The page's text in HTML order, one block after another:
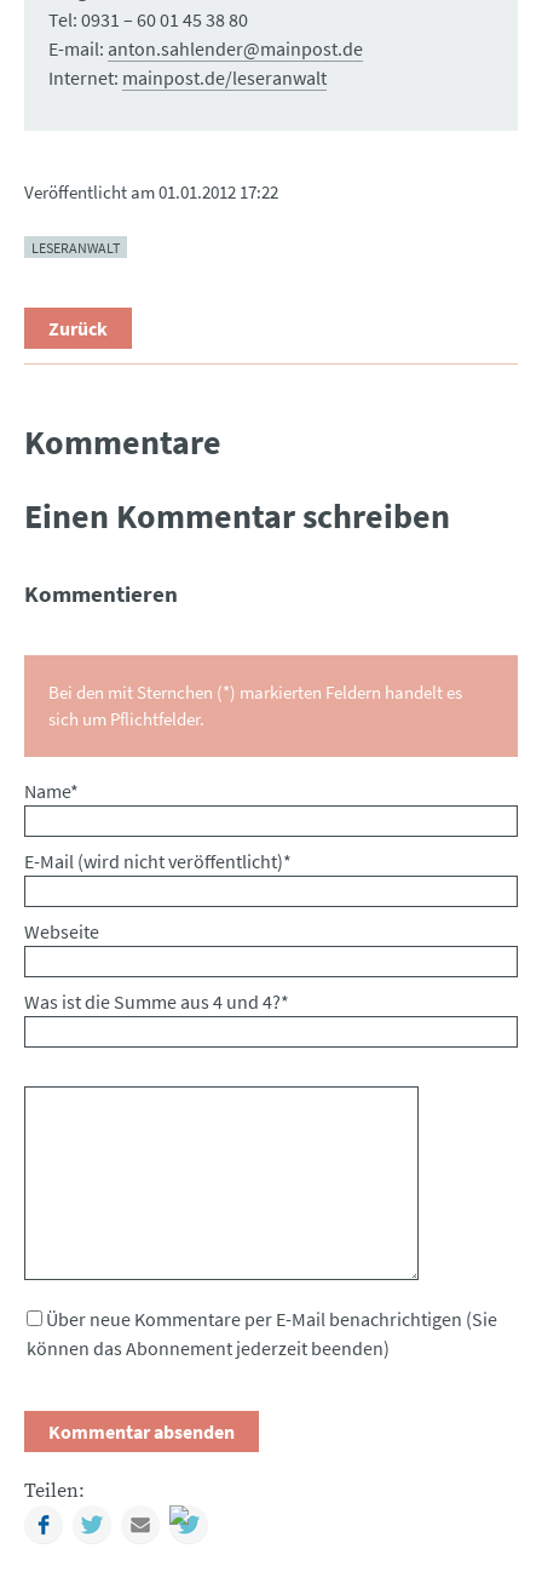
Tel: 0931 – 60 01 45 38 80
E-mail: anton.sahlender@mainpost.de
Internet: mainpost.de/leseranwalt
Veröffentlicht am01.01.2012 17:22
LESERANWALT
Zurück
Kommentare
Einen Kommentar schreiben
Kommentieren
Bei den mit Sternchen (*) markierten Feldern handelt es
sich um Pflichtfelder.
Pflichtfeld
Name*
Pflichtfeld
E-Mail (wird nicht veröffentlicht)*
Webseite
Was ist die Summe aus 4 und 4?*
Über neue Kommentare per E-Mail benachrichtigen (Sie
können das Abonnement jederzeit beenden)
Teilen:
FacebookTwitterMail